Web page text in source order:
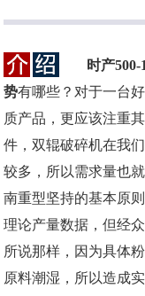
时产
势有哪些？对于一台
质产品，更应该注重
件，双辊破碎机在我
较多，所以需求量也
南重型坚持的基本原
理论产量数据，但经
所说那样，因为具体
原料潮湿，所以造成